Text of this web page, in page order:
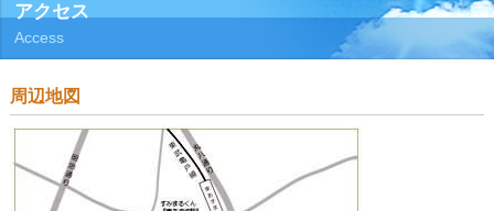
アクセス
Access
周辺地図